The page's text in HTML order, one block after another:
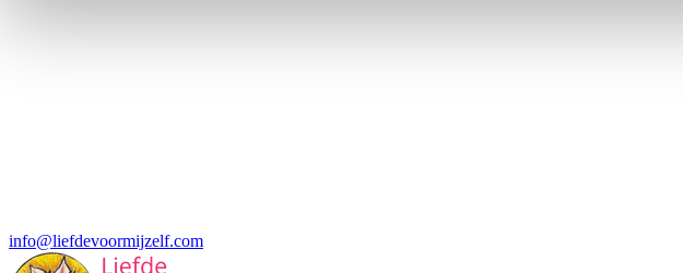
info@liefdevoormijzelf.com